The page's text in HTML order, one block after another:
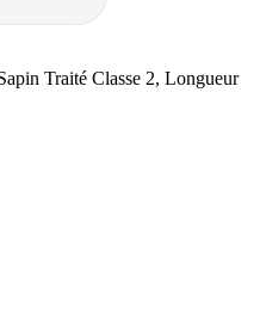
Traité Classe 2, Longueur